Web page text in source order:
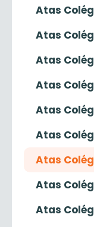
Atas
Atas
Atas
Atas
Atas
Atas
Atas
Atas
Atas